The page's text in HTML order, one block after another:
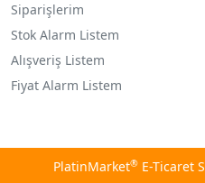
Siparişlerim
Stok Alarm Listem
Alışveriş Listem
Fiyat Alarm Listem
PlatinMarket®E-Ticaret